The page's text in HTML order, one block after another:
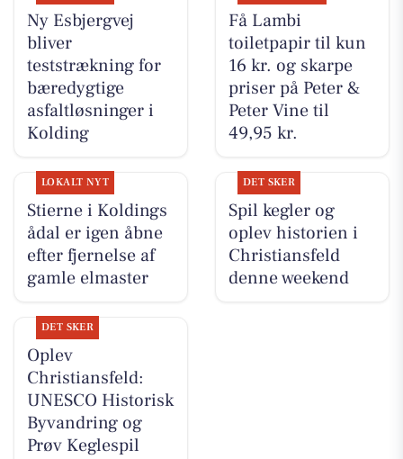
Ny Esbjergvej
bliver
teststrækning for
bæredygtige
asfaltløsninger i
Kolding
Få Lambi
toiletpapir til kun
16 kr. og skarpe
priser på Peter &
Peter Vine til
49,95 kr.
LOKALT NYT
Stierne i Koldings
ådal er igen åbne
efter fjernelse af
gamle elmaster
DET SKER
Spil kegler og
oplev historien i
Christiansfeld
denne weekend
DET SKER
Oplev
Christiansfeld:
UNESCO Historisk
Byvandring og
Prøv Keglespil